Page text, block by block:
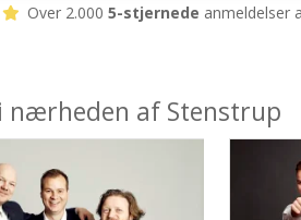
Over 2.000 5-stjernede anmeldelser
nærheden af Stenstrup